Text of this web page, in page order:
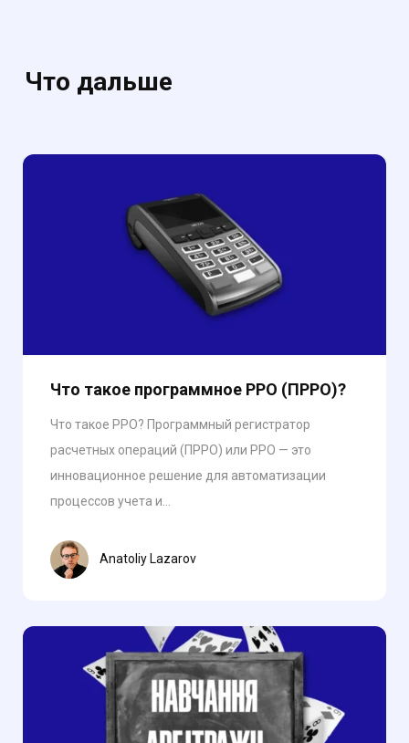
Что дальше
Что такое программное РРО (ПРРО)?
Что такое РРО? Программный регистратор
расчетных операций (ПРРО) или РРО — это
инновационное решение для автоматизации
процессов учета и...
Anatoliy Lazarov